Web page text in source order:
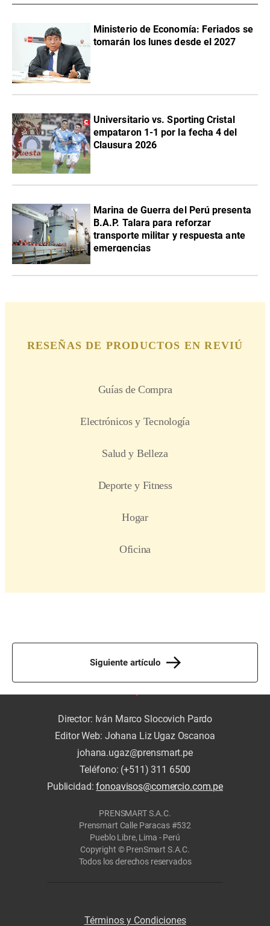
Ministerio de Economía: Feriados se
tomarán los lunes desde el 2027
Universitario vs. Sporting Cristal
empataron 1-1 por la fecha 4 del
Clausura 2026
Marina de Guerra del Perú presenta
B.A.P. Talara para reforzar
transporte militar y respuesta ante
emergencias
Siguiente artículo
Director: Iván Marco Slocovich Pardo
Editor Web: Johana Liz Ugaz Oscanoa
johana.ugaz@prensmart.pe
Teléfono: (+511) 311 6500
Publicidad:fonoavisos@comercio.com.pe
PRENSMART S.A.C.
Prensmart Calle Paracas #532
Pueblo Libre, Lima - Perú
Copyright © PrenSmart S.A.C.
Todos los derechos reservados
Términos y Condiciones